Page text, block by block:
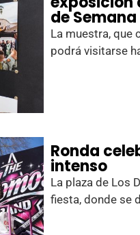
de
La muestra, que
podrá visitarse
Ronda
intenso
La plaza de Los
fiesta, donde se